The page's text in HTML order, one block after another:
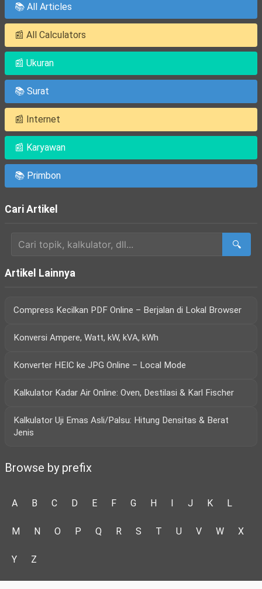
📚 All Articles
📰 All Calculators
📰 Ukuran
📚 Surat
📰 Internet
📰 Karyawan
📚 Primbon
Cari Artikel
🔍
Artikel Lainnya
Compress Kecilkan PDF Online – Berjalan di Lokal Browser
Konversi Ampere, Watt, kW, kVA, kWh
Konverter HEIC ke JPG Online – Local Mode
Kalkulator Kadar Air Online: Oven, Destilasi & Karl Fischer
Kalkulator Uji Emas Asli/Palsu: Hitung Densitas & Berat
Jenis
Browse by prefix
A B C D E F G H I J K L
M N O P Q R S T U V W X
Y Z